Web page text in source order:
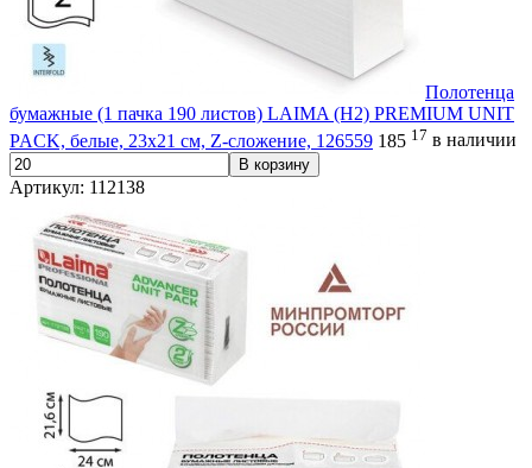
Полотенца
бумажные (1 пачка 190 листов) LAIMA (H2) PREMIUM UNIT
PACK, белые, 23х21 см, Z-сложение, 126559 185 17 в наличии
В корзину
Артикул: 112138